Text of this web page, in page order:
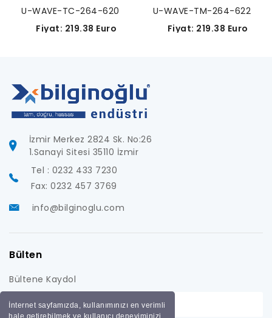
İnternet sayfamızda, kullanımınızı en verimli
U-WAVE-TC-264-620
Fiyat: 219.38 Euro
U-WAVE-TM-264-622
Fiyat: 219.38 Euro
İzmir Merkez 2824 Sk. No:26
1.Sanayi Sitesi 35110 İzmir
Tel : 0232 433 7230
Fax: 0232 457 3769
info@bilginoglu.com
Bülten
Bültene Kaydol